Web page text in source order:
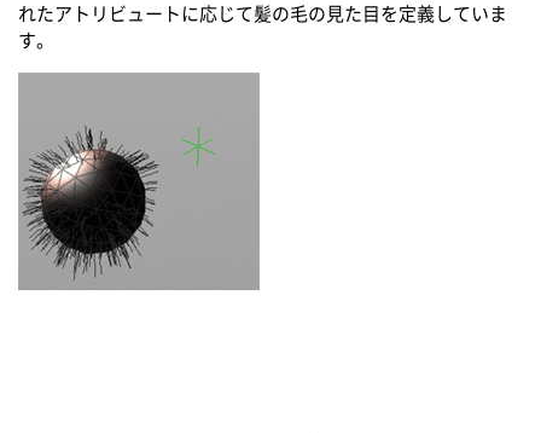
れたアトリビュートに応じて髪の毛の見た目を定義していま
す。